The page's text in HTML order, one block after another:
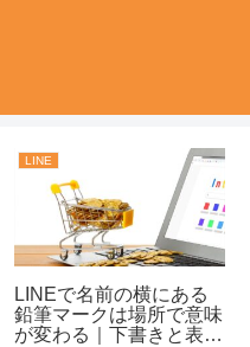
LINE
LINEで名前の横にある
鉛筆マークは場所で意味
が変わる｜下書きと表示